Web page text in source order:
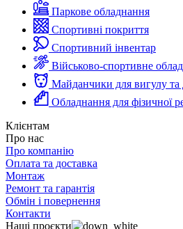
Паркове обладнання
Спортивні покриття
Спортивний інвентар
Військово-спортивне
Майданчики для вигулу та
Обладнання для фізичної
Клієнтам
Про нас
Про компанію
Оплата та доставка
Монтаж
Ремонт та гарантія
Обмін і повернення
Контакти
Наші проєкти